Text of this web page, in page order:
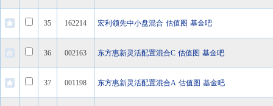
35 162214 宏利领先中小盘混合 估值图 基金吧
36 002163 东方惠新灵活配置混合C 估值图 基金吧
37 001198 东方惠新灵活配置混合A 估值图 基金吧